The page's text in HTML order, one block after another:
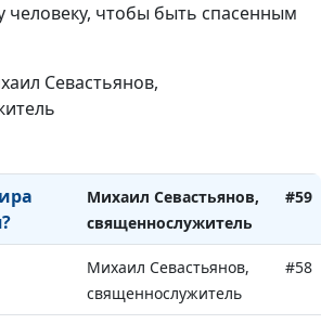
человеку, чтобы быть спасенным
Севастьянов,
Михаил Севастьянов,
священнослужитель
#59
Михаил Севастьянов,
священнослужитель
#58